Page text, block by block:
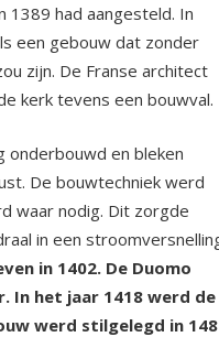
1389 had aangesteld. In
een gebouw dat zonder
zijn. De Franse architect
kerk tevens een bouwval.
onderbouwd en bleken
De bouwtechniek werd
waar nodig. Dit zorgde
in een
in 1402. De Duomo
In het jaar 1418 werd de
werd stilgelegd in